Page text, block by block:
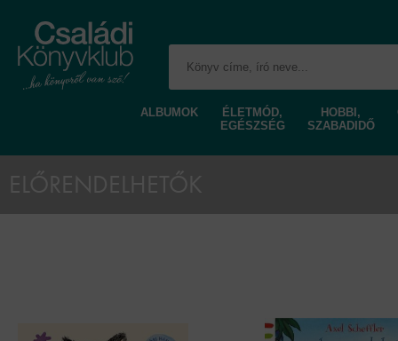
ALBUMOK
ÉLETMÓD,
EGÉSZSÉG
HOBBI,
SZABADIDŐ